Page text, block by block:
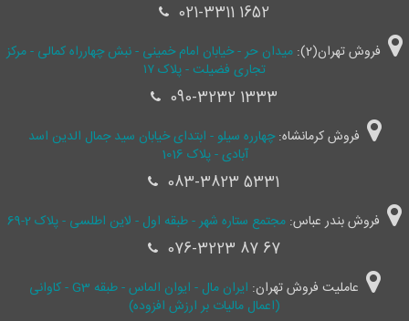
021-3311 1652
فروش تهران(2):
میدان حر - خیابان امام خمینی - نبش چهارراه کمالی - مرکز
تجاری فضیلت - پلاک ۱۷
090-3232 1333
فروش کرمانشاه:چهارره سیلو - ابتدای خیابان سید جمال ‌الدین اسد
آبادی - پلاک 1016
083-3823 5331
فروش بندر عباس: مجتمع ستاره شهر - طبقه اول - لاین اطلسی - پلاک 2-69
076-3223 87 67
عاملیت فروش تهران:
ایران مال - ایوان الماس - طبقه G3 - کاوانی
(اعمال مالیات بر ارزش افزوده)